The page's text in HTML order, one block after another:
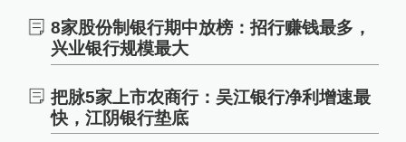
8家股份制银行期中放榜：招行赚钱最多，
兴业银行规模最大
把脉5家上市农商行：吴江银行净利增速最
快，江阴银行垫底